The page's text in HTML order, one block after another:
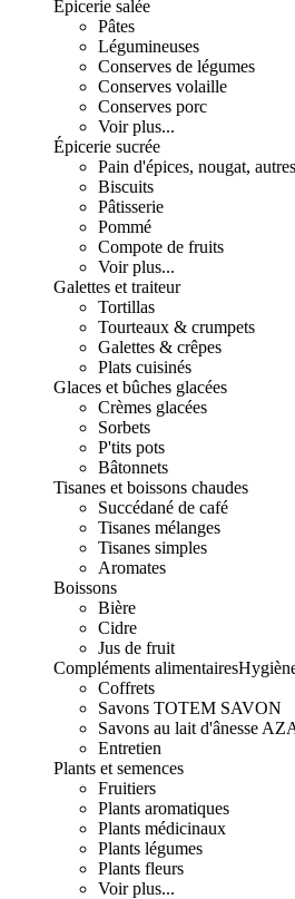
Épicerie salée
Pâtes
Légumineuses
Conserves de légumes
Conserves volaille
Conserves porc
Voir plus...
Épicerie sucrée
Pain d'épices, nougat, autres
Biscuits
Pâtisserie
Pommé
Compote de fruits
Voir plus...
Galettes et traiteur
Tortillas
Tourteaux & crumpets
Galettes & crêpes
Plats cuisinés
Glaces et bûches glacées
Crèmes glacées
Sorbets
P'tits pots
Bâtonnets
Tisanes et boissons chaudes
Succédané de café
Tisanes mélanges
Tisanes simples
Aromates
Boissons
Bière
Cidre
Jus de fruit
Compléments alimentaires
Coffrets
Savons TOTEM SAVON
Savons au lait d'ânesse
Entretien
Plants et semences
Fruitiers
Plants aromatiques
Plants médicinaux
Plants légumes
Plants fleurs
Voir plus...